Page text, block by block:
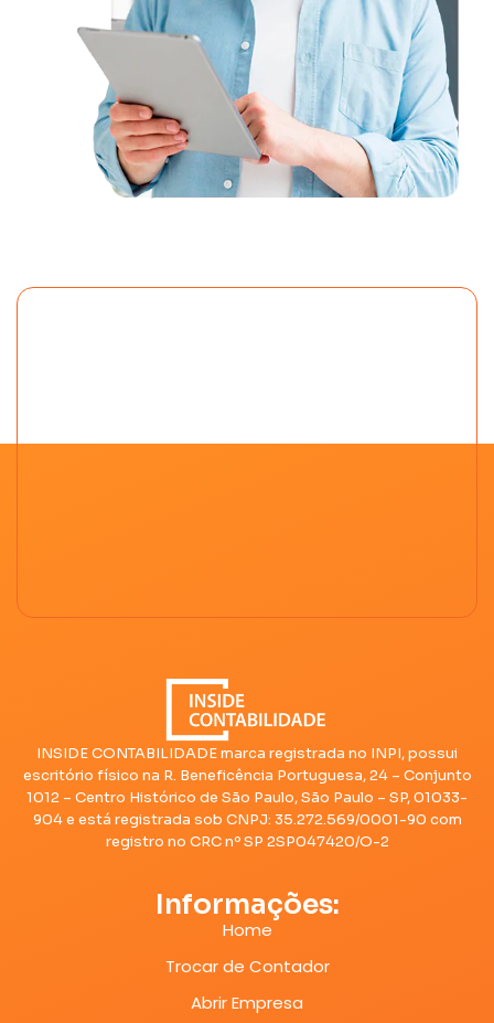
INSIDE CONTABILIDADE marca registrada no INPI, possui
escritório físico na R. Beneficência Portuguesa, 24 – Conjunto
1012 – Centro Histórico de São Paulo, São Paulo – SP, 01033-
904 e está registrada sob CNPJ: 35.272.569/0001-90 com
registro no CRC nº SP 2SP047420/O-2
Informações:
Home
Trocar de Contador
Abrir Empresa